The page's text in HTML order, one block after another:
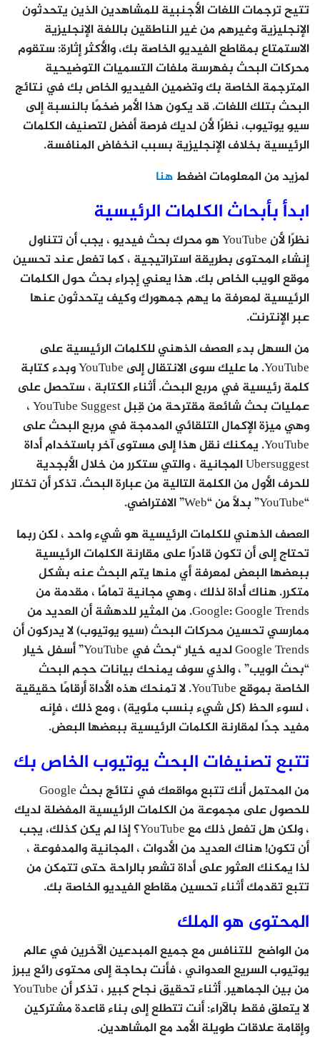
تتيح ترجمات اللغات الأجنبية للمشاهدين الذين يتحدثون
الإنجليزية وغيرهم من غير الناطقين باللغة الإنجليزية
الاستمتاع بمقاطع الفيديو الخاصة بك، والأكثر إثارة: ستقوم
محركات البحث بفهرسة ملفات التسميات التوضيحية
المترجمة الخاصة بك وتضمين الفيديو الخاص بك في نتائج
البحث بتلك اللغات. قد يكون هذا الأمر ضخمًا بالنسبة إلى
سيو يوتيوب، نظرًا لأن لديك فرصة أفضل لتصنيف الكلمات
الرئيسية بخلاف الإنجليزية بسبب انخفاض المنافسة.
لمزيد من المعلومات اضغط هنا
ابدأ بأبحاث الكلمات الرئيسية
نظرًا لأن YouTube هو محرك بحث فيديو ، يجب أن تتناول
إنشاء المحتوى بطريقة استراتيجية ، كما تفعل عند تحسين
موقع الويب الخاص بك. هذا يعني إجراء بحث حول الكلمات
الرئيسية لمعرفة ما يهم جمهورك وكيف يتحدثون عنها
عبر الإنترنت.
من السهل بدء العصف الذهني للكلمات الرئيسية على
YouTube. ما عليك سوى الانتقال إلى YouTube وبدء كتابة
كلمة رئيسية في مربع البحث. أثناء الكتابة ، ستحصل على
عمليات بحث شائعة مقترحة من قِبل YouTube Suggest ،
وهي ميزة الإكمال التلقائي المدمجة في مربع البحث على
YouTube. يمكنك نقل هذا إلى مستوى آخر باستخدام أداة
Ubersuggest المجانية ، والتي ستكرر من خلال الأبجدية
للحرف الأول من الكلمة التالية من عبارة البحث. تذكر أن تختار
“YouTube” بدلاً من “Web” الافتراضي.
العصف الذهني للكلمات الرئيسية هو شيء واحد ، لكن ربما
تحتاج إلى أن تكون قادرًا على مقارنة الكلمات الرئيسية
ببعضها البعض لمعرفة أي منها يتم البحث عنه بشكل
متكرر. هناك أداة لذلك ، وهي مجانية تمامًا ، مقدمة من
Google: Google Trends. من المثير للدهشة أن العديد من
ممارسي تحسين محركات البحث (سيو يوتيوب) لا يدركون أن
Google Trends لديه خيار “بحث في YouTube” أسفل خيار
“بحث الويب” ، والذي سوف يمنحك بيانات حجم البحث
الخاصة بموقع YouTube. لا تمنحك هذه الأداة أرقامًا حقيقية
، لسوء الحظ (كل شيء بنسب مئوية) ، ومع ذلك ، فإنه
مفيد جدًا لمقارنة الكلمات الرئيسية ببعضها البعض.
تتبع تصنيفات البحث يوتيوب الخاص بك
من المحتمل أنك تتبع مواقعك في نتائج بحث Google
للحصول على مجموعة من الكلمات الرئيسية المفضلة لديك
، ولكن هل تفعل ذلك مع YouTube؟ إذا لم يكن كذلك، يجب
أن تكون! هناك العديد من الأدوات ، المجانية والمدفوعة ،
لذا يمكنك العثور على أداة تشعر بالراحة حتى تتمكن من
تتبع تقدمك أثناء تحسين مقاطع الفيديو الخاصة بك.
المحتوى هو الملك
من الواضح للتنافس مع جميع المبدعين الآخرين في عالم
يوتيوب السريع العدواني ، فأنت بحاجة إلى محتوى رائع يبرز
من بين الجماهير. أثناء تحقيق نجاح كبير ، تذكر أن YouTube
لا يتعلق فقط بالآراء: أنت تتطلع إلى بناء قاعدة مشتركين
وإقامة علاقات طويلة الأمد مع المشاهدين.